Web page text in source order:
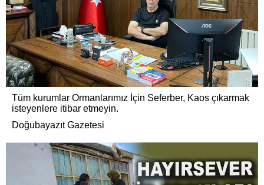
Tüm kurumlar Ormanlarımız İçin Seferber, Kaos çıkarmak
isteyenlere itibar etmeyin.
Doğubayazıt Gazetesi